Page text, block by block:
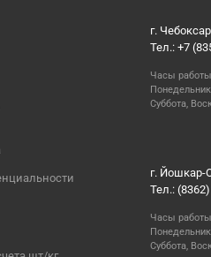
г.
Тел.: +7
Часы
Суббота,
г. Йошкар-
Тел.:
Часы
Суббота,